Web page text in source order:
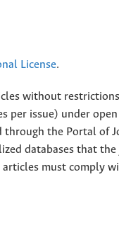
License.
without
issue) under open
through the Portal of
databases that
must comply